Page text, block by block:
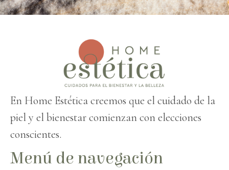
En Home Estética creemos que el cuidado de la
piel y el bienestar comienzan con elecciones
conscientes.
Menú de navegación